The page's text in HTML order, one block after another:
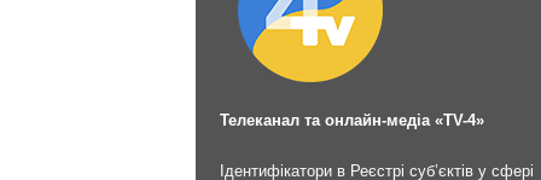
Телеканал та онлайн-медіа «TV-4»
Ідентифікатори в Реєстрі суб’єктів у сфері